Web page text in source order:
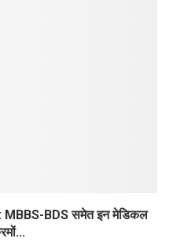
BDS समेत इन मेडिकल